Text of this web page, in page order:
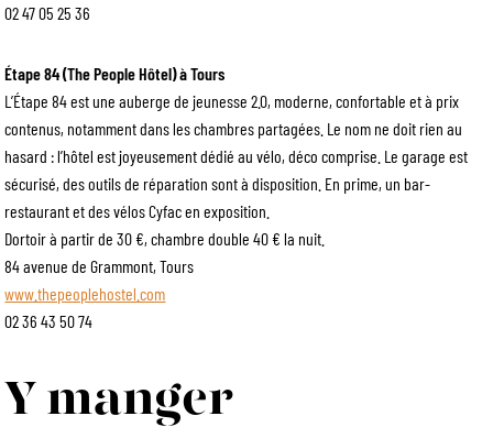
02 47 05 25 36
Étape 84 (The People Hôtel) à Tours
L’Étape 84 est une auberge de jeunesse 2.0, moderne, confortable et à prix
contenus, notamment dans les chambres partagées. Le nom ne doit rien au
hasard : l’hôtel est joyeusement dédié au vélo, déco comprise. Le garage est
sécurisé, des outils de réparation sont à disposition. En prime, un bar-
restaurant et des vélos Cyfac en exposition.
Dortoir à partir de 30 €, chambre double 40 € la nuit.
84 avenue de Grammont, Tours
www.thepeoplehostel.com
02 36 43 50 74
Y manger